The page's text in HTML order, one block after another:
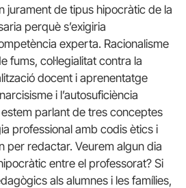
jurament de tipus hipocràtic de la
perquè s’exigiria
experta. Racionalisme
fums, col·legialitat contra la
docent i aprenentatge
i l’autosuficiència
estem parlant de tres conceptes
professional amb codis ètics i
per redactar. Veurem algun dia
entre el professorat? Si
als alumnes i les famílies,